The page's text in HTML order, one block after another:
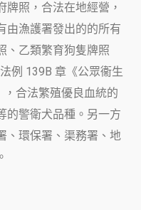
牌照，合法在地經營，
由漁護署發出的的所有
、乙類繁育狗隻牌照
例 139B 章《公眾衞生
，合法繁殖優良血統的
的警衛犬品種。另一方
、環保署、渠務署、地